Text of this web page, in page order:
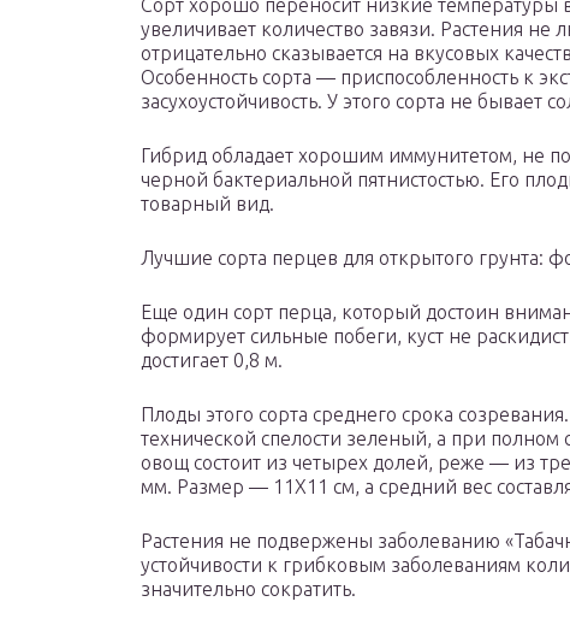
Сорт хорошо переносит низкие температуры
увеличивает количество завязи. Растения не
отрицательно сказывается на вкусовых
Особенность сорта — приспособленность к
засухоустойчивость. У этого сорта не бывает
Гибрид обладает хорошим иммунитетом, не
черной бактериальной пятнистостью. Его
товарный вид.
Лучшие сорта перцев для открытого грунта:
Еще один сорт перца, который достоин
формирует сильные побеги, куст не
достигает 0,8 м.
Плоды этого сорта среднего срока
технической спелости зеленый, а при
овощ состоит из четырех долей, реже — из
мм. Размер — 11Х11 см, а средний вес
Растения не подвержены заболеванию
устойчивости к грибковым заболеваниям
значительно сократить.